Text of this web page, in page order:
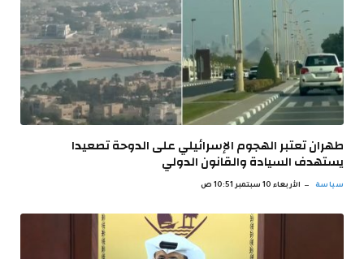
طهران تعتبر الهجوم الإسرائيلي على الدوحة تصعيدا
يستهدف السيادة والقانون الدولي
سياسة الأربعاء 10 سبتمبر 10:51 ص